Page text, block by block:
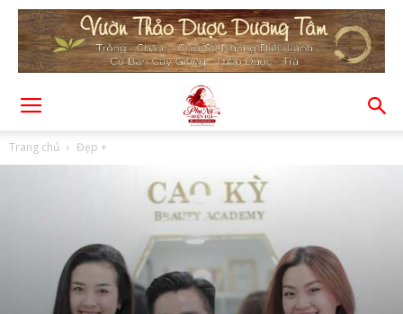
Trang chủ Đẹp +